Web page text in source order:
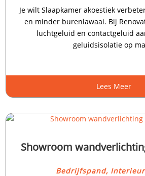
Je wilt Slaapkamer akoestiek
en minder burenlawaai.​ Bij
luchtgeluid en contactgeluid
geluidsisolatie op
Lees Meer
Showroom
Bedrijfspand, Interieur